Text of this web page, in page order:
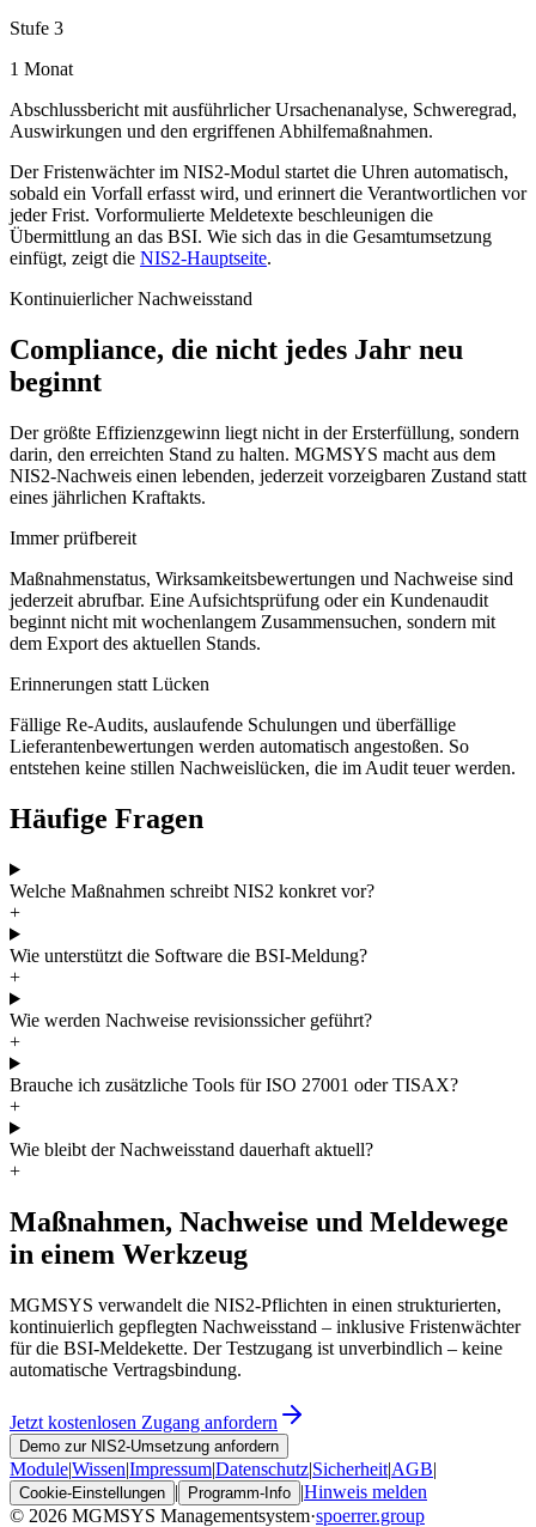
Stufe 3
1 Monat
Abschlussbericht mit ausführlicher Ursachenanalyse, Schweregrad,
Auswirkungen und den ergriffenen Abhilfemaßnahmen.
Der Fristenwächter im NIS2-Modul startet die Uhren automatisch,
sobald ein Vorfall erfasst wird, und erinnert die Verantwortlichen vor
jeder Frist. Vorformulierte Meldetexte beschleunigen die
Übermittlung an das BSI. Wie sich das in die Gesamtumsetzung
einfügt, zeigt die NIS2-Hauptseite.
Kontinuierlicher Nachweisstand
Compliance, die nicht jedes Jahr neu
beginnt
Der größte Effizienzgewinn liegt nicht in der Ersterfüllung, sondern
darin, den erreichten Stand zu halten. MGMSYS macht aus dem
NIS2-Nachweis einen lebenden, jederzeit vorzeigbaren Zustand statt
eines jährlichen Kraftakts.
Immer prüfbereit
Maßnahmenstatus, Wirksamkeitsbewertungen und Nachweise sind
jederzeit abrufbar. Eine Aufsichtsprüfung oder ein Kundenaudit
beginnt nicht mit wochenlangem Zusammensuchen, sondern mit
dem Export des aktuellen Stands.
Erinnerungen statt Lücken
Fällige Re-Audits, auslaufende Schulungen und überfällige
Lieferantenbewertungen werden automatisch angestoßen. So
entstehen keine stillen Nachweislücken, die im Audit teuer werden.
Häufige Fragen
Welche Maßnahmen schreibt NIS2 konkret vor?
+
Wie unterstützt die Software die BSI-Meldung?
+
Wie werden Nachweise revisionssicher geführt?
+
Brauche ich zusätzliche Tools für ISO 27001 oder TISAX?
+
Wie bleibt der Nachweisstand dauerhaft aktuell?
+
Maßnahmen, Nachweise und Meldewege
in einem Werkzeug
MGMSYS verwandelt die NIS2-Pflichten in einen strukturierten,
kontinuierlich gepflegten Nachweisstand – inklusive Fristenwächter
für die BSI-Meldekette. Der Testzugang ist unverbindlich – keine
automatische Vertragsbindung.
Jetzt kostenlosen Zugang anfordern
Demo zur NIS2-Umsetzung anfordern
Module|Wissen|Impressum|Datenschutz|Sicherheit|AGB|
Cookie-Einstellungen | Programm-Info |Hinweis melden
© 2026 MGMSYS Managementsystem·spoerrer.group